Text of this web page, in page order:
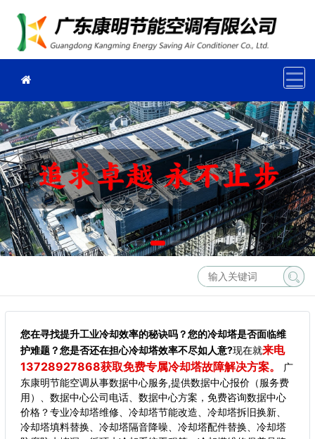
您在寻找提升工业冷却效率的秘诀吗？您的冷却塔是否面临维
护难题？您是否还在担心冷却塔效率不尽如人意?现在就来电
13728927868获取免费专属冷却塔故障解决方案。
广
东康明节能空调从事数据中心服务,提供数据中心报价（服务费
用）、数据中心公司电话、数据中心方案，免费咨询数据中心
价格？专业冷却塔维修、冷却塔节能改造、冷却塔拆旧换新、
冷却塔填料替换、冷却塔隔音降噪、冷却塔配件替换、冷却塔